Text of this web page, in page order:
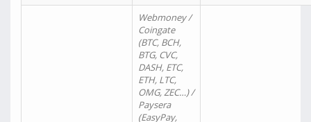
Webmoney /
Coingate
(BTC, BCH,
BTG, CVC,
DASH, ETC,
ETH, LTC,
OMG, ZEC…) /
Paysera
(EasyPay,